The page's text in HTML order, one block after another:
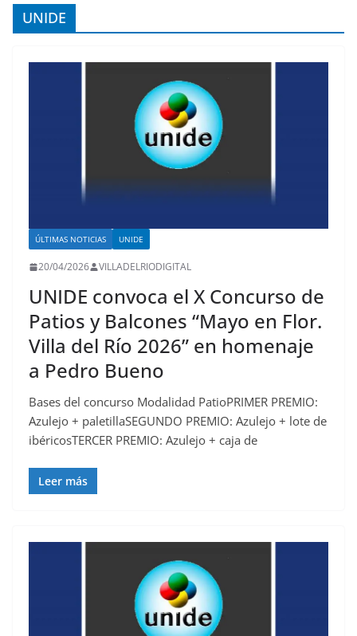
UNIDE
ÚLTIMAS NOTICIAS UNIDE
20/04/2026 VILLADELRIODIGITAL
UNIDE convoca el X Concurso de
Patios y Balcones “Mayo en Flor.
Villa del Río 2026” en homenaje
a Pedro Bueno
Bases del concurso Modalidad PatioPRIMER PREMIO:
Azulejo + paletillaSEGUNDO PREMIO: Azulejo + lote de
ibéricosTERCER PREMIO: Azulejo + caja de
Leer más